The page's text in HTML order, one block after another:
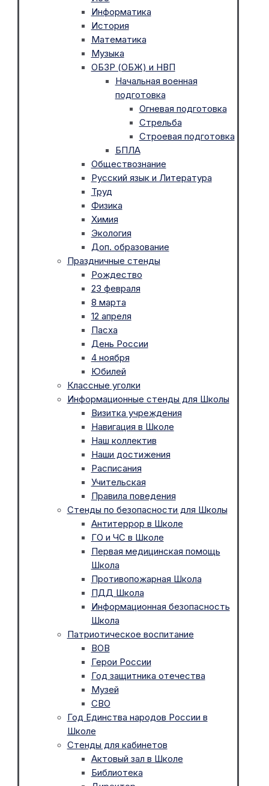
Информатика
История
Математика
Музыка
ОБЗР (ОБЖ) и НВП
Начальная военная
подготовка
Огневая подготовка
Стрельба
Строевая подготовка
БПЛА
Обществознание
Русский язык и Литература
Труд
Физика
Химия
Экология
Доп. образование
Праздничные стенды
Рождество
23 февраля
8 марта
12 апреля
Пасха
День России
4 ноября
Юбилей
Классные уголки
Информационные стенды для Школы
Визитка учреждения
Навигация в Школе
Наш коллектив
Наши достижения
Расписания
Учительская
Правила поведения
Стенды по безопасности для Школы
Антитеррор в Школе
ГО и ЧС в Школе
Первая медицинская помощь
Школа
Противопожарная Школа
ПДД Школа
Информационная безопасность
Школа
Патриотическое воспитание
ВОВ
Герои России
Год защитника отечества
Музей
СВО
Год Единства народов России в
Школе
Стенды для кабинетов
Актовый зал в Школе
Библиотека